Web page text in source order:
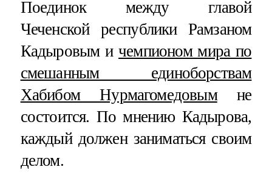
Поединок между главой
Чеченской республики Рамзаном
Кадыровым ичемпионом мира по
смешанным единоборствам
Хабибом Нурмагомедовымне
состоится. По мнению Кадырова,
каждый должен заниматься своим
делом.